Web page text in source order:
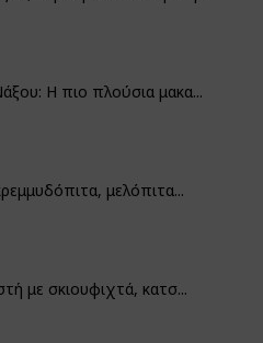
Η πιο πλούσια μακα...
μελόπιτα...
με σκιουφιχτά, κατσ...